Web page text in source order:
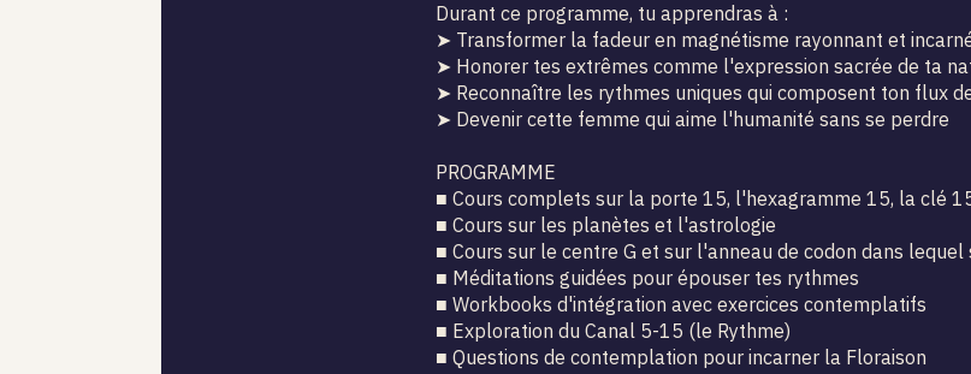
Durant ce programme, tu apprendras à :
➤ Transformer la fadeur en magnétisme rayonnant et
➤ Honorer tes extrêmes comme l'expression sacrée de ta
➤ Reconnaître les rythmes uniques qui composent ton flux
➤ Devenir cette femme qui aime l'humanité sans se perdre
PROGRAMME
■ Cours complets sur la porte 15, l'hexagramme 15, la clé
■ Cours sur les planètes et l'astrologie
■ Cours sur le centre G et sur l'anneau de codon dans
■ Méditations guidées pour épouser tes rythmes
■ Workbooks d'intégration avec exercices contemplatifs
■ Exploration du Canal 5-15 (le Rythme)
■ Questions de contemplation pour incarner la Floraison